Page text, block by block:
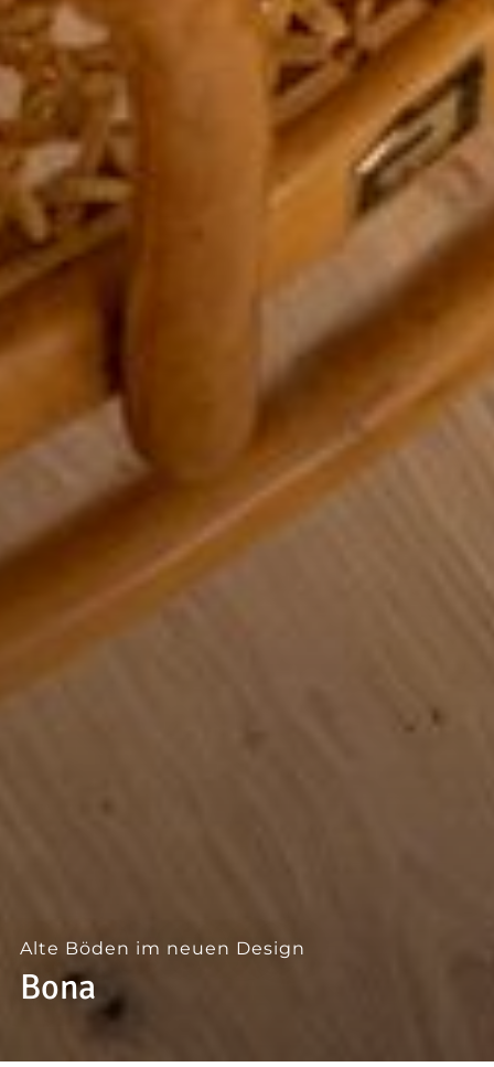
--
--
Alte Böden im neuen Design
Bona